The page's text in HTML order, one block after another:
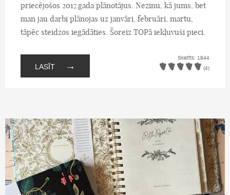
priecējošos 2017.gada plānotājus. Nezinu, kā jums, bet
man jau darbi plānojas uz janvāri, februāri, martu,
tāpēc steidzos iegādāties. Šoreiz TOPā iekļuvuši pieci.
LASĪT →
Skatīts: 1844
(4)